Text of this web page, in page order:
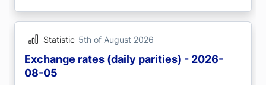
Statistic 5th of August 2026
Exchange rates (daily parities) - 2026-
08-05